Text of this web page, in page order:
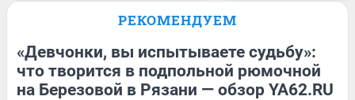
РЕКОМЕНДУЕМ
«Девчонки, вы испытываете судьбу»:
что творится в подпольной рюмочной
на Березовой в Рязани — обзор YA62.RU